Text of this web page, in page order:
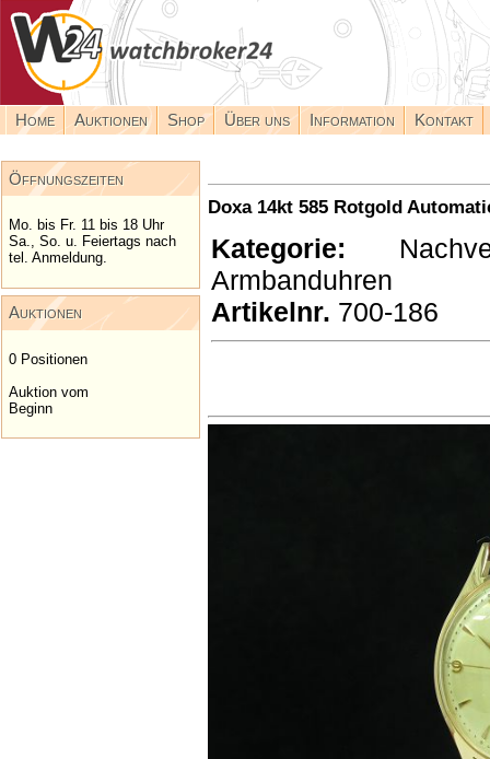
Home Auktionen Shop Über uns Information Kontakt
Öffnungszeiten
Mo. bis Fr. 11 bis 18 Uhr
Sa., So. u. Feiertags nach
tel. Anmeldung.
Auktionen
0 Positionen
Auktion vom
Beginn
Doxa 14kt 585 Rotgold
Kategorie:
Armbanduhren
Artikelnr. 700-186